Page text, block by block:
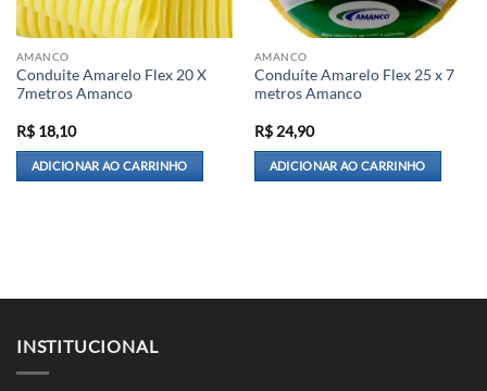
AMANCO
Conduite Amarelo Flex 20 X
7metros Amanco
R$18,10
ADICIONAR AO CARRINHO
AMANCO
Conduíte Amarelo Flex 25 x 7
metros Amanco
R$24,90
ADICIONAR AO CARRINHO
INSTITUCIONAL